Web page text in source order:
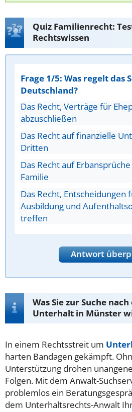
Quiz Familienrecht:
Rechtswissen
Frage 1/5: Was regelt das
Deutschland?
Das Recht, Verträge für
abzuschließen
Das Recht auf finanzielle
Dritten
Das Recht auf
Familie
Das Recht, Entscheidungen
Ausbildung und
treffen
Antwort
Was Sie zur Suche
Unterhalt in Münster
In einem Rechtsstreit um
harten Bandagen gekämpft.
Unterstützung drohen
Folgen. Mit dem Anwalt-
problemlos ein
dem Unterhaltsrechts-Anwalt